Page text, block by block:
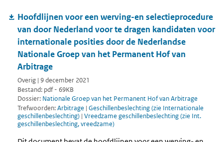
Hoofdlijnen voor een werving-en selectieprocedure
van door Nederland voor te dragen kandidaten voor
internationale posities door de Nederlandse
Nationale Groep van het Permanent Hof van
Arbitrage
Overig | 9 december 2021
Bestand: pdf - 69KB
Dossier: Nationale Groep van het Permanent Hof van Arbitrage
Trefwoorden:Arbitrage | Geschillenbeslechting (zie Internationale
geschillenbeslechting) | Vreedzame geschillenbeslechting (zie Int.
geschillenbeslechting, vreedzame)